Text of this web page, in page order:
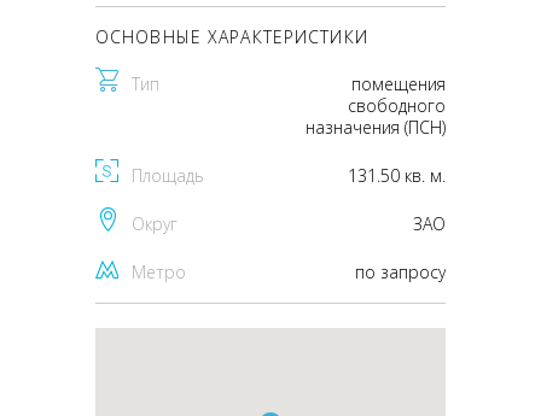
ОСНОВНЫЕ ХАРАКТЕРИСТИКИ
Тип
помещения
свободного
назначения (ПСН)
Площадь 131.50 кв. м.
Округ ЗАО
Метро по запросу